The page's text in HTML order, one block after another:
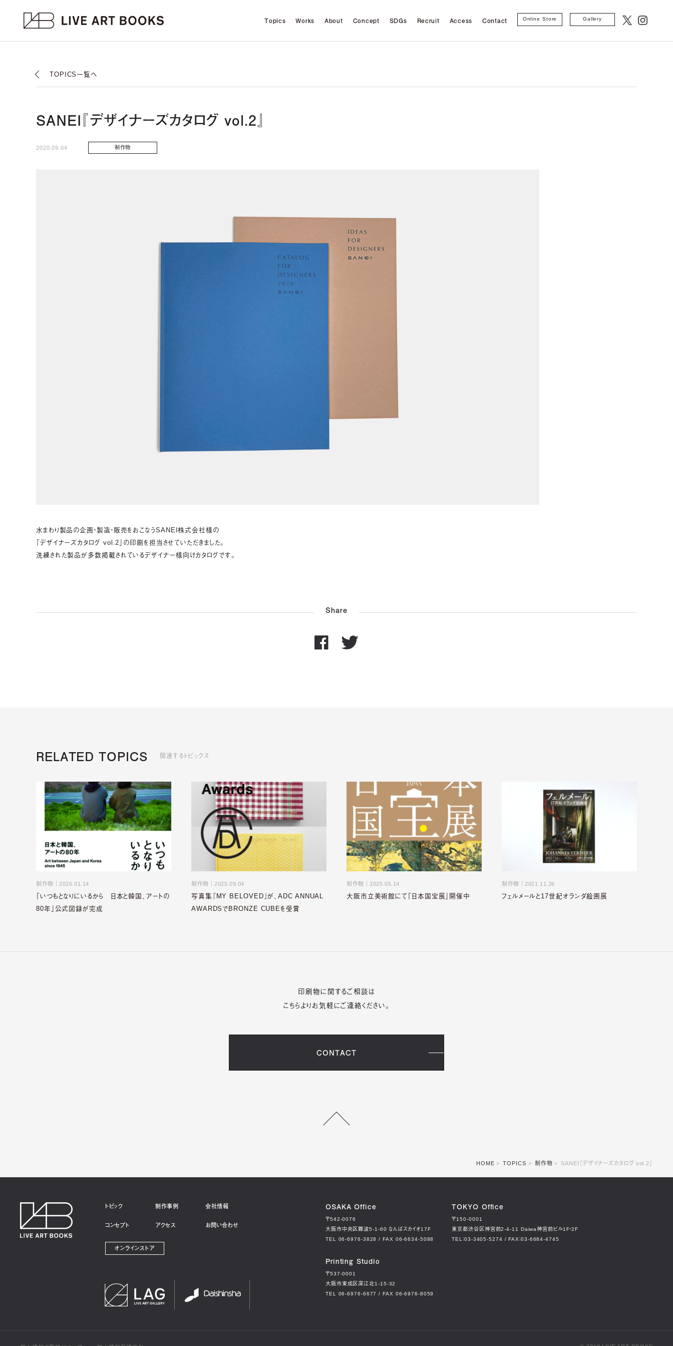
Topics Works About Concept SDGs Recruit Access Contact Online Store Gallery
TOPICS一覧へ
SANEI『デザイナーズカタログ vol.2』
2020.09.04 制作物
水まわり製品の企画・製造・販売をおこなうSANEI株式会社様の
「デザイナーズカタログ vol.2」の印刷を担当させていただきました。
洗練された製品が多数掲載されているデザイナー様向けカタログです。
Share
RELATED TOPICS 関連するトピックス
制作物 2026.01.14
「いつもとなりにいるから 日本と韓国、アートの
80年」公式図録が完成
制作物 2025.09.04
写真集『MY BELOVED』が、ADC ANNUAL
AWARDSでBRONZE CUBEを受賞
制作物 2025.05.14
大阪市立美術館にて「日本国宝展」開催中
制作物 2021.11.26
フェルメールと17世紀オランダ絵画展
印刷物に関するご相談は
こちらよりお気軽にご連絡ください。
CONTACT
HOME TOPICS 制作物 SANEI『デザイナーズカタログ vol.2』
トピック 制作事例 会社情報
コンセプト アクセス お問い合わせ
オンラインストア
OSAKA Office
〒542-0076
大阪市中央区難波5-1-60なんばスカイオ17F
TEL 06-6976-3828 / FAX 06-6634-5088
TOKYO Office
〒150-0001
東京都渋谷区神宮前2-4-11 Daiwa神宮前ビル1F・2F
TEL：03-3405-5274 / FAX：03-6684-4745
Printing Studio
〒537-0001
大阪市東成区深江北1-15-32
TEL 06-6976-6677 / FAX 06-6976-8059